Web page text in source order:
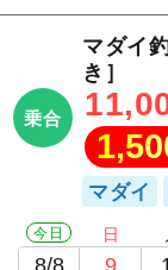
乗合
マダイ
き］
マダイ
今日
8/8
日
9